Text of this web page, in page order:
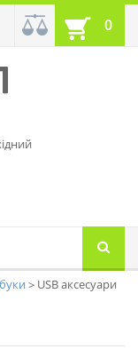
0
USB аксесуари